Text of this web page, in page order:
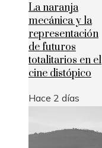
La naranja
mecánica y la
representación
de futuros
totalitarios en el
cine distópico
Hace 2 días